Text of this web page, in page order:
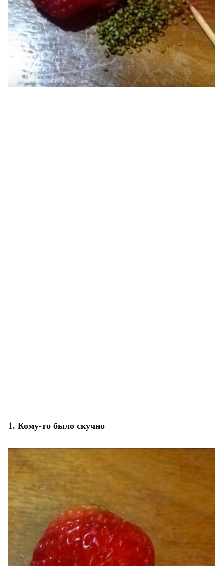
1. Кому-то было скучно